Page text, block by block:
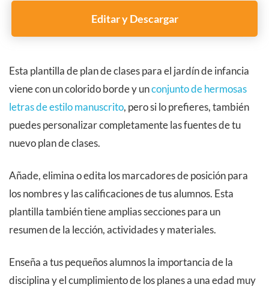
Editar y Descargar
Esta plantilla de plan de clases para el jardín de infancia
viene con un colorido borde y unconjunto de hermosas
letras de estilo manuscrito, pero si lo prefieres, también
puedes personalizar completamente las fuentes de tu
nuevo plan de clases.
Añade, elimina o edita los marcadores de posición para
los nombres y las calificaciones de tus alumnos. Esta
plantilla también tiene amplias secciones para un
resumen de la lección, actividades y materiales.
Enseña a tus pequeños alumnos la importancia de la
disciplina y el cumplimiento de los planes a una edad muy